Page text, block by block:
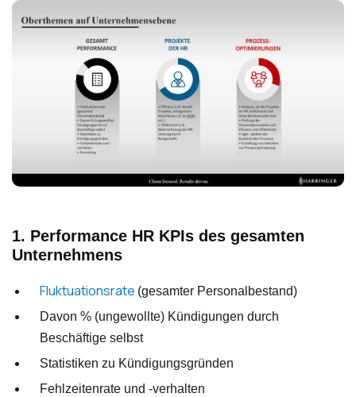
1. Performance HR KPIs des gesamten
Unternehmens
Fluktuationsrate (gesamter Personalbestand)
Davon % (ungewollte) Kündigungen durch
Beschäftige selbst
Statistiken zu Kündigungsgründen
Fehlzeitenrate und -verhalten